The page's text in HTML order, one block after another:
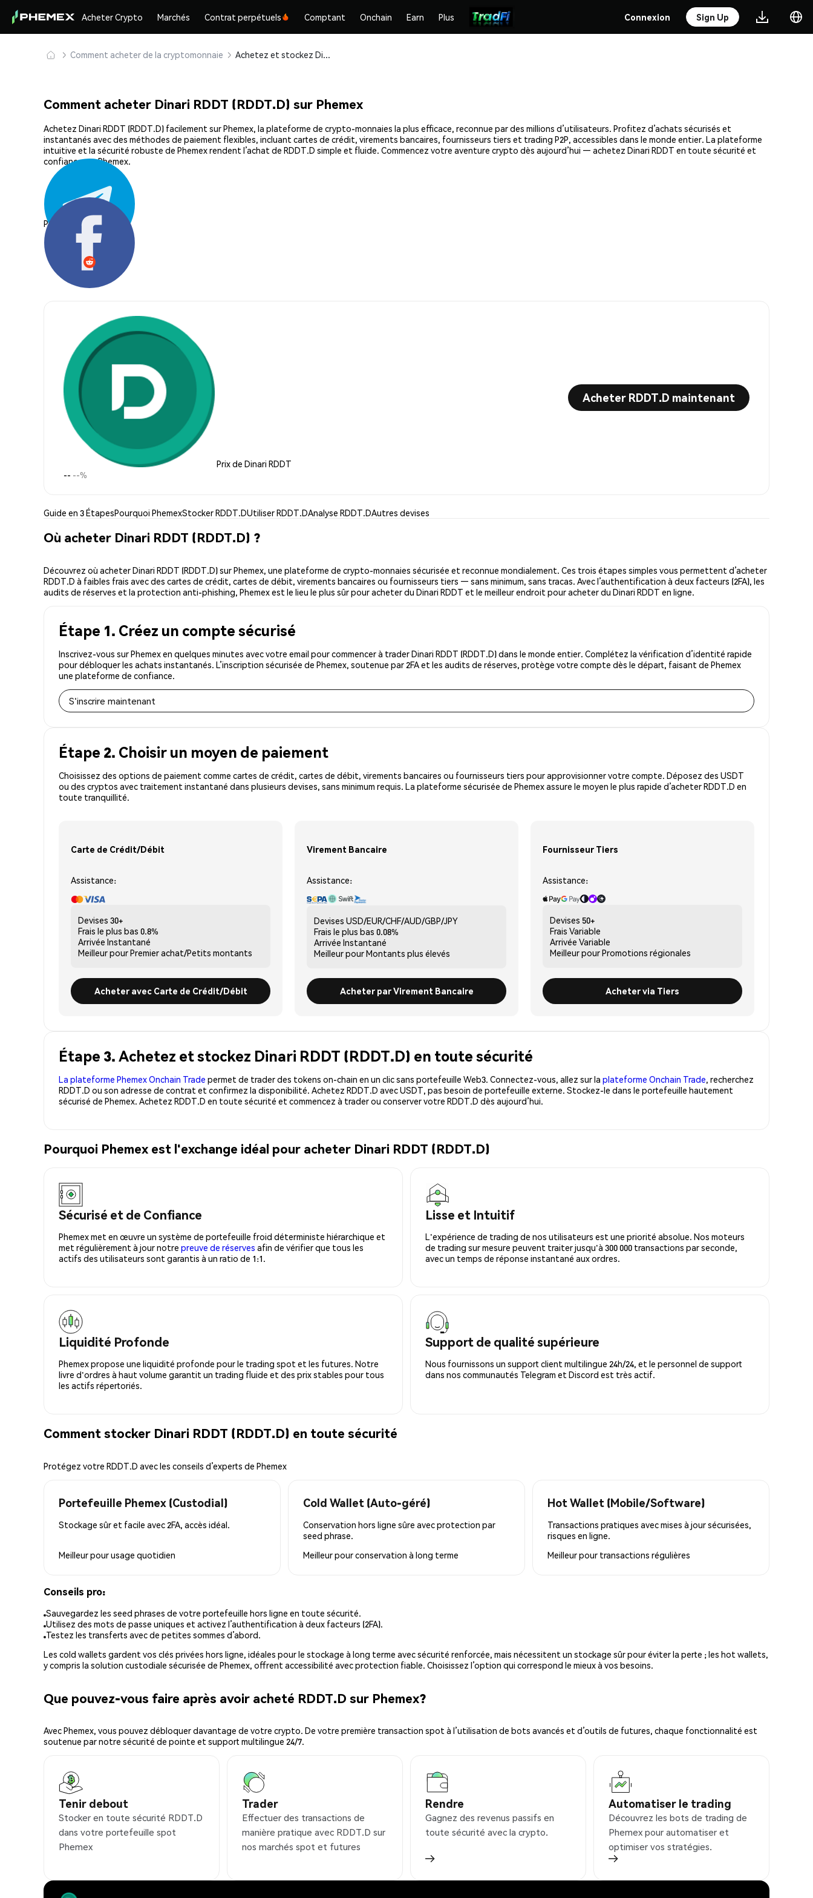
Acheter Crypto Marchés Contrat perpétuels Comptant Onchain Earn Plus Connexion Sign Up
Comment acheter de la cryptomonnaie Achetez et stockez Dinari RDDT (RDDT.D) en toute sécurité
Comment acheter Dinari RDDT (RDDT.D) sur Phemex
Achetez Dinari RDDT (RDDT.D) facilement sur Phemex, la plateforme de crypto-monnaies la plus efficace, reconnue par des millions d’utilisateurs. Profitez d’achats sécurisés et
instantanés avec des méthodes de paiement flexibles, incluant cartes de crédit, virements bancaires, fournisseurs tiers et trading P2P, accessibles dans le monde entier. La plateforme
intuitive et la sécurité robuste de Phemex rendent l’achat de RDDT.D simple et fluide. Commencez votre aventure crypto dès aujourd’hui — achetez Dinari RDDT en toute sécurité et
confiance sur Phemex.
Partager:
Prix de Dinari RDDT
-- --%
Acheter RDDT.D maintenant
Guide en 3 ÉtapesPourquoi PhemexStocker RDDT.DUtiliser RDDT.DAnalyse RDDT.DAutres devises
Où acheter Dinari RDDT (RDDT.D) ?
Découvrez où acheter Dinari RDDT (RDDT.D) sur Phemex, une plateforme de crypto-monnaies sécurisée et reconnue mondialement. Ces trois étapes simples vous permettent d’acheter
RDDT.D à faibles frais avec des cartes de crédit, cartes de débit, virements bancaires ou fournisseurs tiers — sans minimum, sans tracas. Avec l’authentification à deux facteurs (2FA), les
audits de réserves et la protection anti-phishing, Phemex est le lieu le plus sûr pour acheter du Dinari RDDT et le meilleur endroit pour acheter du Dinari RDDT en ligne.
Étape 1. Créez un compte sécurisé
Inscrivez-vous sur Phemex en quelques minutes avec votre email pour commencer à trader Dinari RDDT (RDDT.D) dans le monde entier. Complétez la vérification d’identité rapide
pour débloquer les achats instantanés. L’inscription sécurisée de Phemex, soutenue par 2FA et les audits de réserves, protège votre compte dès le départ, faisant de Phemex
une plateforme de confiance.
S'inscrire maintenant
Étape 2. Choisir un moyen de paiement
Choisissez des options de paiement comme cartes de crédit, cartes de débit, virements bancaires ou fournisseurs tiers pour approvisionner votre compte. Déposez des USDT
ou des cryptos avec traitement instantané dans plusieurs devises, sans minimum requis. La plateforme sécurisée de Phemex assure le moyen le plus rapide d’acheter RDDT.D en
toute tranquillité.
Carte de Crédit/Débit
Assistance:
Devises 30+
Frais le plus bas 0.8%
Arrivée Instantané
Meilleur pourPremier achat/Petits montants
Acheter avec Carte de Crédit/Débit
Virement Bancaire
Assistance:
Devises USD/EUR/CHF/AUD/GBP/JPY
Frais le plus bas 0.08%
Arrivée Instantané
Meilleur pourMontants plus élevés
Acheter par Virement Bancaire
Fournisseur Tiers
Assistance:
Devises 50+
Frais Variable
Arrivée Variable
Meilleur pourPromotions régionales
Acheter via Tiers
Étape 3. Achetez et stockez Dinari RDDT (RDDT.D) en toute sécurité
La plateforme Phemex Onchain Trade permet de trader des tokens on-chain en un clic sans portefeuille Web3. Connectez-vous, allez sur la plateforme Onchain Trade, recherchez
RDDT.D ou son adresse de contrat et confirmez la disponibilité. Achetez RDDT.D avec USDT, pas besoin de portefeuille externe. Stockez-le dans le portefeuille hautement
sécurisé de Phemex. Achetez RDDT.D en toute sécurité et commencez à trader ou conserver votre RDDT.D dès aujourd’hui.
Pourquoi Phemex est l'exchange idéal pour acheter Dinari RDDT (RDDT.D)
Sécurisé et de Confiance
Phemex met en œuvre un système de portefeuille froid déterministe hiérarchique et
met régulièrement à jour notre preuve de réserves afin de vérifier que tous les
actifs des utilisateurs sont garantis à un ratio de 1:1.
Lisse et Intuitif
L'expérience de trading de nos utilisateurs est une priorité absolue. Nos moteurs
de trading sur mesure peuvent traiter jusqu'à 300 000 transactions par seconde,
avec un temps de réponse instantané aux ordres.
Liquidité Profonde
Phemex propose une liquidité profonde pour le trading spot et les futures. Notre
livre d'ordres à haut volume garantit un trading fluide et des prix stables pour tous
les actifs répertoriés.
Support de qualité supérieure
Nous fournissons un support client multilingue 24h/24, et le personnel de support
dans nos communautés Telegram et Discord est très actif.
Comment stocker Dinari RDDT (RDDT.D) en toute sécurité
Protégez votre RDDT.D avec les conseils d’experts de Phemex
Portefeuille Phemex (Custodial)
Stockage sûr et facile avec 2FA, accès idéal.
Meilleur pourusage quotidien
Cold Wallet (Auto-géré)
Conservation hors ligne sûre avec protection par
seed phrase.
Meilleur pourconservation à long terme
Hot Wallet (Mobile/Software)
Transactions pratiques avec mises à jour sécurisées,
risques en ligne.
Meilleur pour transactions régulières
Conseils pro:
Sauvegardez les seed phrases de votre portefeuille hors ligne en toute sécurité.
Utilisez des mots de passe uniques et activez l’authentification à deux facteurs (2FA).
Testez les transferts avec de petites sommes d’abord.
Les cold wallets gardent vos clés privées hors ligne, idéales pour le stockage à long terme avec sécurité renforcée, mais nécessitent un stockage sûr pour éviter la perte ; les hot wallets,
y compris la solution custodiale sécurisée de Phemex, offrent accessibilité avec protection fiable. Choisissez l’option qui correspond le mieux à vos besoins.
Que pouvez-vous faire après avoir acheté RDDT.D sur Phemex?
Avec Phemex, vous pouvez débloquer davantage de votre crypto. De votre première transaction spot à l’utilisation de bots avancés et d’outils de futures, chaque fonctionnalité est
soutenue par notre sécurité de pointe et support multilingue 24/7.
Tenir debout
Stocker en toute sécurité RDDT.D
dans votre portefeuille spot
Phemex
Trader
Effectuer des transactions de
manière pratique avec RDDT.D sur
nos marchés spot et futures
Rendre
Gagnez des revenus passifs en
toute sécurité avec la crypto.
Automatiser le trading
Découvrez les bots de trading de
Phemex pour automatiser et
optimiser vos stratégies.